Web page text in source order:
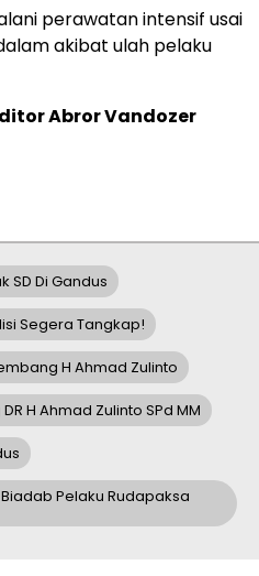
perawatan intensif usai
akibat ulah pelaku
Abror Vandozer
SD Di Gandus
Segera Tangkap!
H Ahmad Zulinto
H Ahmad Zulinto SPd MM
Pelaku Rudapaksa